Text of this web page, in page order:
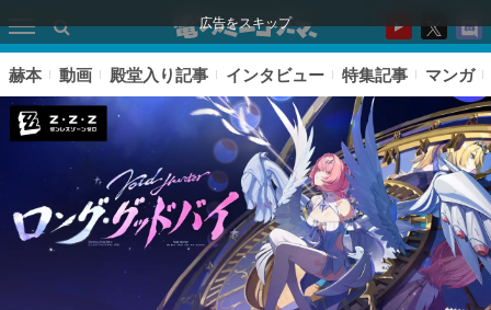
広告をスキップ
赫本 動画 殿堂入り記事 インタビュー 特集記事 マンガ